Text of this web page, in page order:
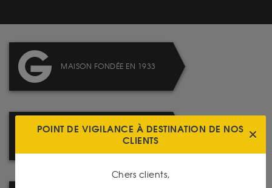
MAISON FONDÉE EN 1933
LA FISCALITÉ DES MÉTAUX
POINT DE VIGILANCE À DESTINATION DE NOS
CLIENTS
Chers clients,